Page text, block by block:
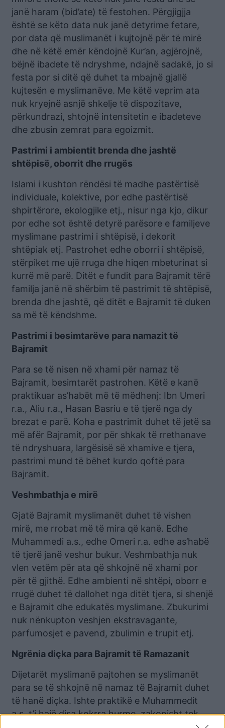
janë haram (bid’ate) të festohen. Përgjigjja
është se këto data nuk janë detyrime fetare,
por data që muslimanët i kujtojnë për të mirë
dhe në këtë emër këndojnë Kur’an, agjërojnë,
bëjnë ibadete të ndryshme, ndajnë sadakë, jo si
festa por si ditë që duhet ta mbajnë gjallë
kujtesën e myslimanëve. Me këtë veprim ata
nuk kryejnë asnjë shkelje të dispozitave,
përkundrazi, shtojnë intensitetin e ibadeteve
dhe zbusin zemrat para egoizmit.
Pastrimi i ambientit brenda dhe jashtë
shtëpisë, oborrit dhe rrugës
Islami i kushton rëndësi të madhe pastërtisë
individuale, kolektive, por edhe pastërtisë
shpirtërore, ekologjike etj., nisur nga kjo, dikur
por edhe sot është detyrë parësore e familjeve
myslimane pastrimi i shtëpisë, i dekorit
shtëpiak etj. Pastrohet edhe oborri i shtëpisë,
stërpiket me ujë rruga dhe hiqen mbeturinat si
kurrë më parë. Ditët e fundit para Bajramit tërë
familja janë në shërbim të pastrimit të shtëpisë,
brenda dhe jashtë, që ditët e Bajramit të duken
sa më të këndshme.
Pastrimi i besimtarëve para namazit të
Bajramit
Para se të nisen në xhami për namaz të
Bajramit, besimtarët pastrohen. Këtë e kanë
praktikuar as’habët më të mëdhenj: Ibn Umeri
r.a., Aliu r.a., Hasan Basriu e të tjerë nga dy
brezat e parë. Koha e pastrimit duhet të jetë sa
më afër Bajramit, por për shkak të rrethanave
të ndryshuara, largësisë së xhamive e tjera,
pastrimi mund të bëhet kurdo qoftë para
Bajramit.
Veshmbathja e mirë
Gjatë Bajramit myslimanët duhet të vishen
mirë, me rrobat më të mira që kanë. Edhe
Muhammedi a.s., edhe Omeri r.a. edhe as’habë
të tjerë janë veshur bukur. Veshmbathja nuk
vlen vetëm për ata që shkojnë në xhami por
për të gjithë. Edhe ambienti në shtëpi, oborr e
rrugë duhet të dallohet nga ditët tjera, si shenjë
e Bajramit dhe edukatës myslimane. Zbukurimi
nuk nënkupton veshjen ekstravagante,
parfumosjet e pavend, zbulimin e trupit etj.
Ngrënia diçka para Bajramit të Ramazanit
Dijetarët myslimanë pajtohen se myslimanët
para se të shkojnë në namaz të Bajramit duhet
të hanë diçka. Ishte praktikë e Muhammedit
a.s. t’i hajë disa kokrra hurme, zakonisht tek,